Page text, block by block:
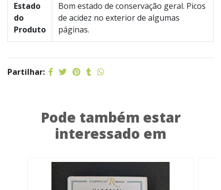
Estado
do
Produto
Bom estado de conservação geral. Picos
de acidez no exterior de algumas
páginas.
Partilhar:
Pode também estar
interessado em